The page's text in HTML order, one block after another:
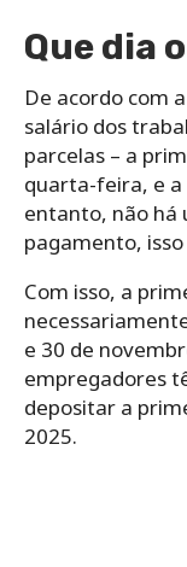
Que dia
De acordo com
salário dos
parcelas – a
quarta-feira, e a
entanto, não há
pagamento,
Com isso, a
e 30 de
empregadores
depositar a
2025.